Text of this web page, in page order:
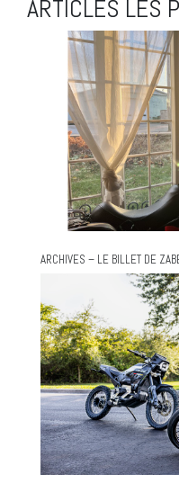
ARTICLES LES
ARCHIVES – LE BILLET DE